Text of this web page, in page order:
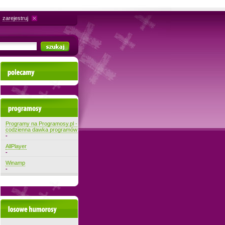
zarejestruj
Polecamy
Najnowsze programy
Programy na Programosy.pl -
codzienna dawka programów
-
AllPlayer
-
Winamp
-
Losowe filmiki